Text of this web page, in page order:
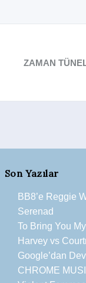
ZAMAN
Son Yazılar
BB8’e Reggie
Serenad
To Bring You
Harvey vs
Google’dan
CHROME